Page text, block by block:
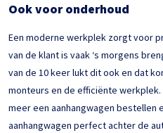
Ook voor onderhoud
Een moderne werkplek zorgt voor
van de klant is vaak ‘s morgens
van de 10 keer lukt dit ook en dat
monteurs en de efficiënte
meer een aanhangwagen bestellen
aanhangwagen perfect achter de